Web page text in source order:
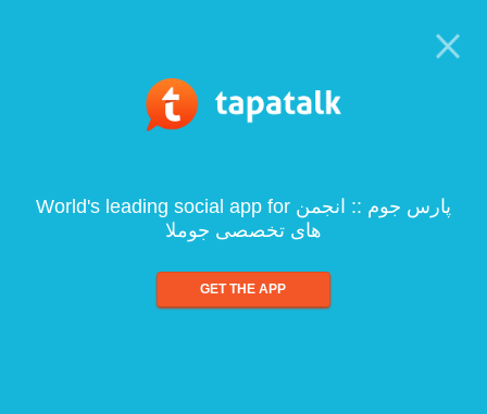
World's leading social app for پارس جوم :: انجمن
های تخصصی جوملا
GET THE APP